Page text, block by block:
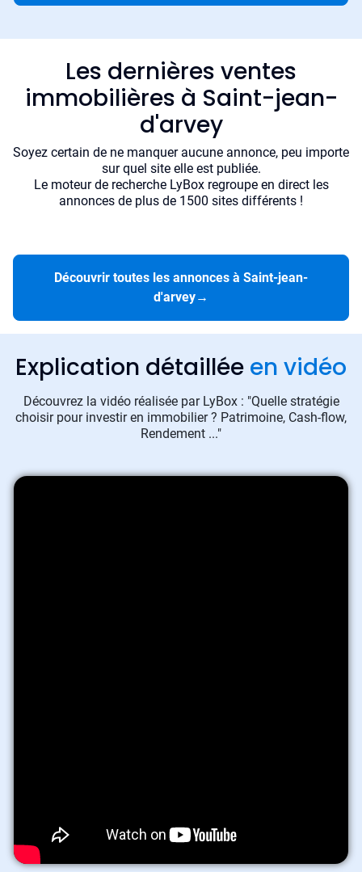
Les dernières ventes
immobilières à Saint-jean-
d'arvey
Soyez certain de ne manquer aucune annonce, peu importe
sur quel site elle est publiée.
Le moteur de recherche LyBox regroupe en direct les
annonces de plus de 1500 sites différents !
Découvrir toutes les annonces à Saint-jean-
d'arvey→
Explication détaillée en vidéo
Découvrez la vidéo réalisée par LyBox : "Quelle stratégie
choisir pour investir en immobilier ? Patrimoine, Cash-flow,
Rendement ..."